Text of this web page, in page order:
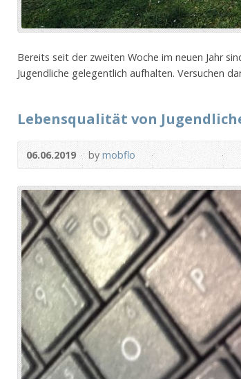
Bereits seit der zweiten Woche im neuen Jahr
Jugendliche gelegentlich aufhalten. Versuchen
Lebensqualität von
06.06.2019 by mobflo